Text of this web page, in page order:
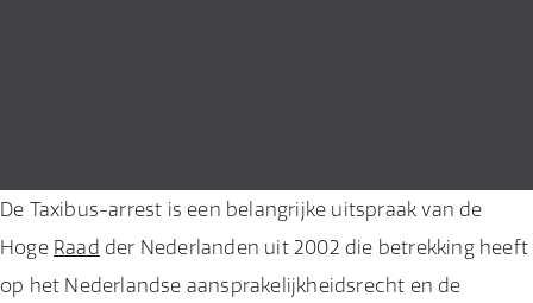
De Taxibus-arrest is een belangrijke uitspraak van de
Hoge Raad der Nederlanden uit 2002 die betrekking heeft
op het Nederlandse aansprakelijkheidsrecht en de